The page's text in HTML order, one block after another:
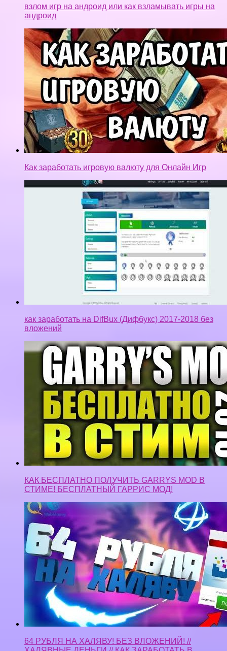
взлом игр на андроид или как взламывать игры на
андроид
Как заработать игровую валюту для Онлайн Игр
как заработать на DifBux (Дифбукс) 2017-2018 без
вложений
КАК БЕСПЛАТНО ПОЛУЧИТЬ GARRYS MOD В
СТИМЕ! БЕСПЛАТНЫЙ ГАРРИС МОД!
64 РУБЛЯ НА ХАЛЯВУ! БЕЗ ВЛОЖЕНИЙ! //